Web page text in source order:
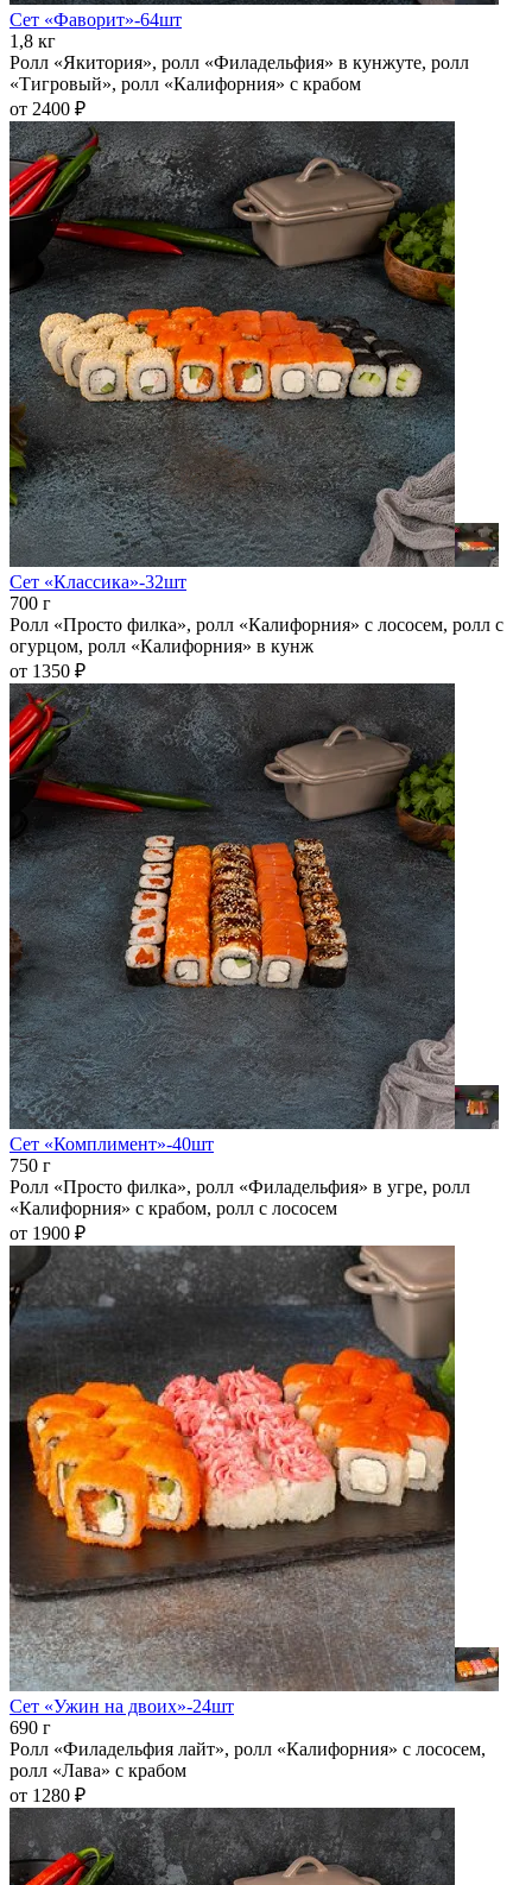
Сет «Фаворит»-64шт
1,8 кг
Ролл «Якитория», ролл «Филадельфия» в кунжуте, ролл
«Тигровый», ролл «Калифорния» с крабом
от 2400 ₽
Сет «Классика»-32шт
700 г
Ролл «Просто филка», ролл «Калифорния» с лососем, ролл с
огурцом, ролл «Калифорния» в кунж
от 1350 ₽
Сет «Комплимент»-40шт
750 г
Ролл «Просто филка», ролл «Филадельфия» в угре, ролл
«Калифорния» с крабом, ролл с лососем
от 1900 ₽
Сет «Ужин на двоих»-24шт
690 г
Ролл «Филадельфия лайт», ролл «Калифорния» с лососем,
ролл «Лава» с крабом
от 1280 ₽